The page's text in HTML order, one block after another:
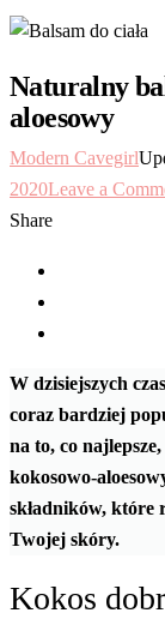
Naturalny
aloesowy
Modern Cavegirl
2020Leave a
Share
W dzisiejszych
coraz bardziej
na to, co
kokosowo-
składników, które
Twojej skóry.
Kokos